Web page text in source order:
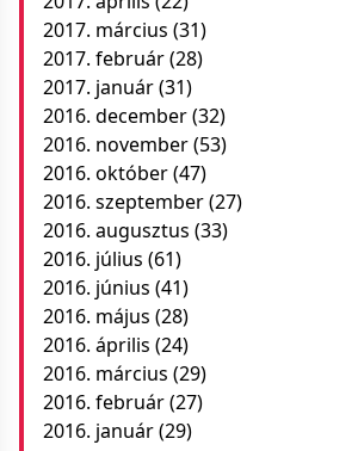
2017. március (31)
2017. február(28)
2017. január(31)
2016. december(32)
2016. november(53)
2016. október(47)
2016. szeptember(27)
2016. augusztus (33)
2016. július (61)
2016. június (41)
2016. május (28)
2016. április (24)
2016. március (29)
2016. február(27)
2016. január(29)